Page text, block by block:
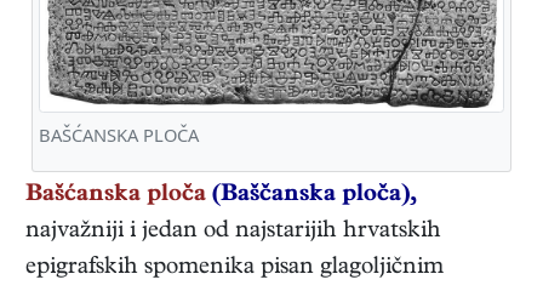
BAŠĆANSKA PLOČA
Bašćanska ploča (Baščanska ploča),
najvažniji i jedan od najstarijih hrvatskih
epigrafskih spomenika pisan glagoljičnim